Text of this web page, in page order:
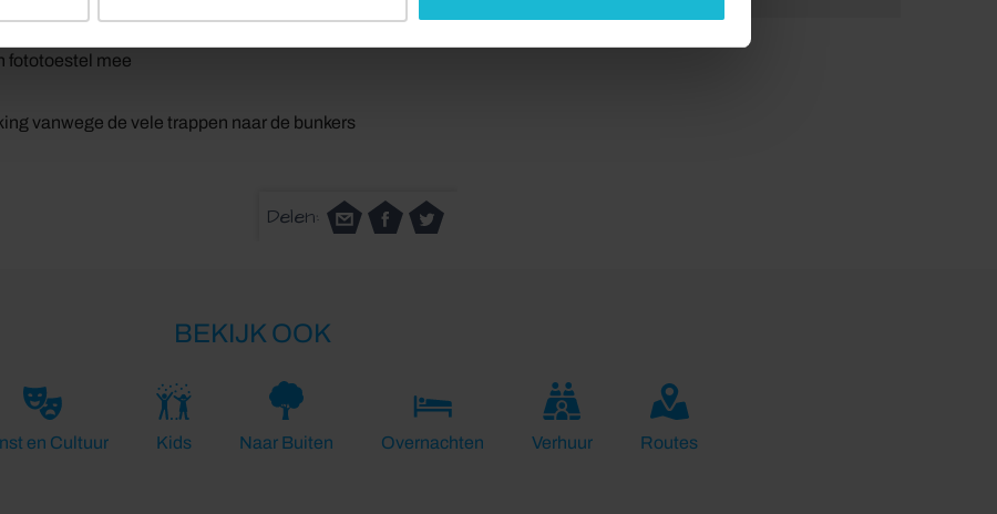
fototoestel mee
vanwege de vele trappen naar de bunkers
Delen:
BEKIJK OOK
en Cultuur Kids Naar Buiten Overnachten Verhuur Routes